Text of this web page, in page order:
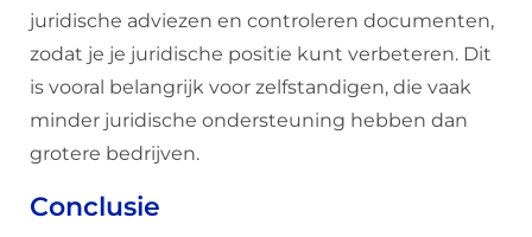
juridische adviezen en controleren documenten,
zodat je je juridische positie kunt verbeteren. Dit
is vooral belangrijk voor zelfstandigen, die vaak
minder juridische ondersteuning hebben dan
grotere bedrijven.
Conclusie